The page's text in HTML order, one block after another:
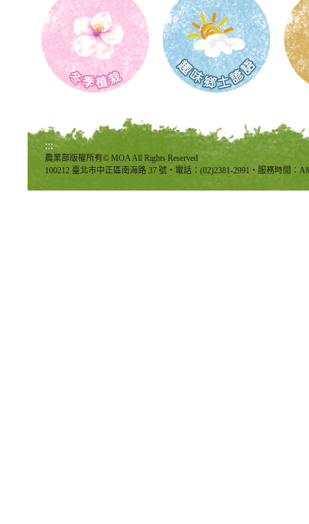
:::
農業部版權所有© MOA All Rights Reserved
100212 臺北市中正區南海路 37 號‧電話：(02)2381-2991‧服務時間：